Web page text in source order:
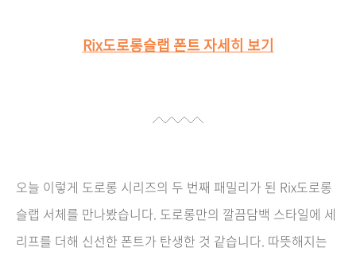
Rix도로롱슬랩 폰트 자세히 보기
오늘 이렇게 도로롱 시리즈의 두 번째 패밀리가 된 Rix도로롱
슬랩 서체를 만나봤습니다. 도로롱만의 깔끔담백 스타일에 세
리프를 더해 신선한 폰트가 탄생한 것 같습니다. 따뜻해지는